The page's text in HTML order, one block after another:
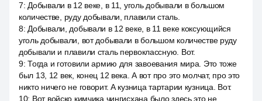
7: Добывали в 12 веке, в 11, уголь добывали в большом
количестве, руду добывали, плавили сталь.
8: Добывали, добывали в 12 веке, в 11 веке коксующийся
уголь добывали, вот добывали в большом количестве руду
добывали и плавили сталь первоклассную. Вот.
9:Тогда и готовили армию для завоевания мира. Это тоже
был 13, 12 век, конец 12 века. А вот про это молчат, про это
никто ничего не говорит. А кузница тартарии кузница. Вот.
10: Вот войско кимчика чингисхана было здесь это не